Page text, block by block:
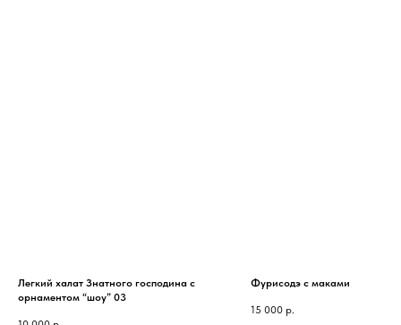
Легкий халат Знатного господина с
орнаментом “шоу” 03
Фурисодэ с маками
15 000 р.